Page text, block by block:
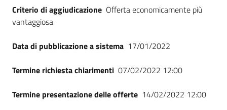
Criterio di aggiudicazione Offerta economicamente più
vantaggiosa
Data di pubblicazione a sistema 17/01/2022
Termine richiesta chiarimenti 07/02/2022 12:00
Termine presentazione delle offerte 14/02/2022 12:00